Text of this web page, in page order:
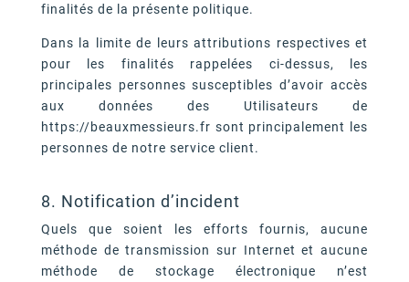
finalités de la présente politique.
Dans la limite de leurs attributions respectives et
pour les finalités rappelées ci-dessus, les
principales personnes susceptibles d’avoir accès
aux données des Utilisateurs de
https://beauxmessieurs.fr sont principalement les
personnes de notre service client.
8. Notification d’incident
Quels que soient les efforts fournis, aucune
méthode de transmission sur Internet et aucune
méthode de stockage électronique n’est